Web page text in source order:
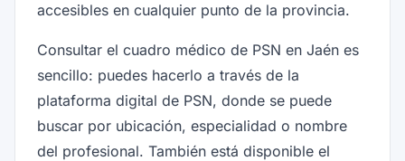
accesibles en cualquier punto de la provincia.
Consultar el cuadro médico de PSN en Jaén es
sencillo: puedes hacerlo a través de la
plataforma digital de PSN, donde se puede
buscar por ubicación, especialidad o nombre
del profesional. También está disponible el